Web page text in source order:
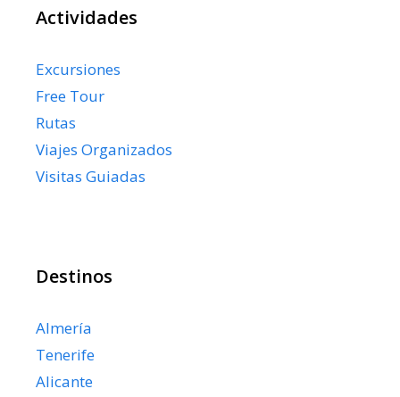
Actividades
Excursiones
Free Tour
Rutas
Viajes Organizados
Visitas Guiadas
Destinos
Almería
Tenerife
Alicante